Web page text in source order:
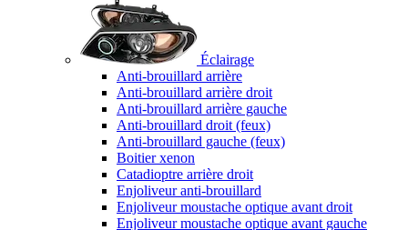
Éclairage
Anti-brouillard arrière
Anti-brouillard arrière droit
Anti-brouillard arrière gauche
Anti-brouillard droit (feux)
Anti-brouillard gauche (feux)
Boitier xenon
Catadioptre arrière droit
Enjoliveur anti-brouillard
Enjoliveur moustache optique avant droit
Enjoliveur moustache optique avant gauche